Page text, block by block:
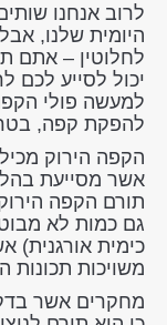
לרוב אנחנו
היומית שלנו,
לחלוטין – אתם
יכול לסייע לכם
למעשה פולי
להפקת קפה,
הקפה הירוק
אשר מסייעת
תורם הקפה
גם כמות לא
כימית אורגנית)
משויכות תכונות
מחקרים אשר